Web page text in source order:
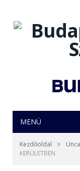
MENÜ
Kezdőoldal »
KERÜLETBEN